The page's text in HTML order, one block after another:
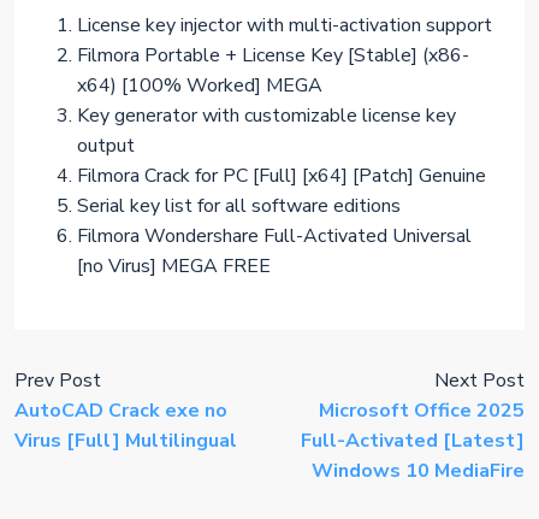
License key injector with multi-activation support
Filmora Portable + License Key [Stable] (x86-
x64) [100% Worked] MEGA
Key generator with customizable license key
output
Filmora Crack for PC [Full] [x64] [Patch] Genuine
Serial key list for all software editions
Filmora Wondershare Full-Activated Universal
[no Virus] MEGA FREE
Prev Post
AutoCAD Crack exe no
Virus [Full] Multilingual
Next Post
Microsoft Office 2025
Full-Activated [Latest]
Windows 10 MediaFire